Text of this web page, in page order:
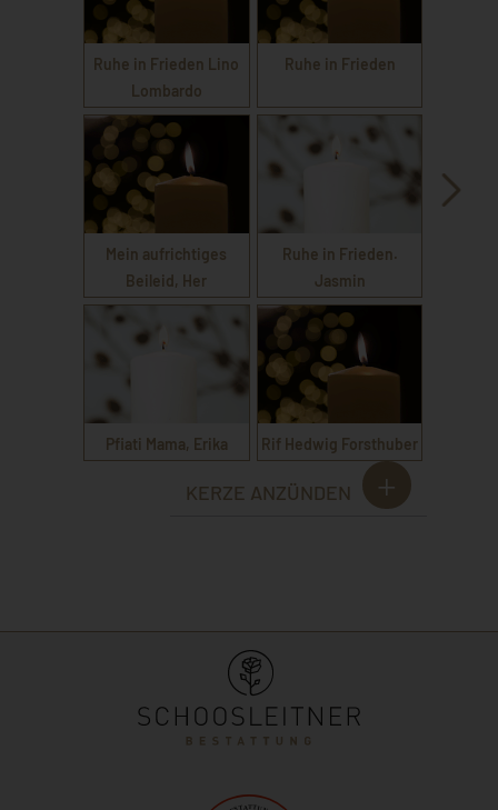
Ruhe in Frieden Lino
Lombardo
Ruhe in Frieden
Mein aufrichtiges
Beileid, Her
Ruhe in Frieden.
Jasmin
Pfiati Mama, Erika Rif Hedwig Forsthuber
KERZE ANZÜNDEN